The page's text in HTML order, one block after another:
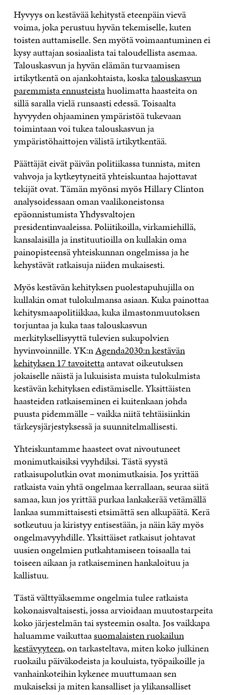
Hyvyys on kestävää kehitystä eteenpäin vievä
voima, joka perustuu hyvän tekemiselle, kuten
toisten auttamiselle. Sen myötä voimaantuminen ei
kysy auttajan sosiaalista tai taloudellista asemaa.
Talouskasvun ja hyvän elämän turvaamisen
irtikytkentä on ajankohtaista, koskatalouskasvun
paremmista ennusteistahuolimatta haasteita on
sillä saralla vielä runsaasti edessä. Toisaalta
hyvyyden ohjaaminen ympäristöä tukevaan
toimintaan voi tukea talouskasvun ja
ympäristöhaittojen välistä irtikytkentää.
Päättäjät eivät päivän politiikassa tunnista, miten
vahvoja ja kytkeytyneitä yhteiskuntaa hajottavat
tekijät ovat. Tämän myönsi myös Hillary Clinton
analysoidessaan oman vaalikoneistonsa
epäonnistumista Yhdysvaltojen
presidentinvaaleissa. Poliitikoilla, virkamiehillä,
kansalaisilla ja instituutioilla on kullakin oma
painopisteensä yhteiskunnan ongelmissa ja he
kehystävät ratkaisuja niiden mukaisesti.
Myös kestävän kehityksen puolestapuhujilla on
kullakin omat tulokulmansa asiaan. Kuka painottaa
kehitysmaapolitiikkaa, kuka ilmastonmuutoksen
torjuntaa ja kuka taas talouskasvun
merkityksellisyyttä tulevien sukupolvien
hyvinvoinnille. YK:nAgenda2030:n kestävän
kehityksen 17 tavoitettaantavat oikeutuksen
jokaiselle näistä ja lukuisista muista tulokulmista
kestävän kehityksen edistämiselle. Yksittäisten
haasteiden ratkaiseminen ei kuitenkaan johda
puusta pidemmälle – vaikka niitä tehtäisiinkin
tärkeysjärjestyksessä ja suunnitelmallisesti.
Yhteiskuntamme haasteet ovat nivoutuneet
monimutkaisiksi vyyhdiksi. Tästä syystä
ratkaisupolutkin ovat monimutkaisia. Jos yrittää
ratkaista vain yhtä ongelmaa kerrallaan, seuraa siitä
samaa, kun jos yrittää purkaa lankakerää vetämällä
lankaa summittaisesti etsimättä sen alkupäätä. Kerä
sotkeutuu ja kiristyy entisestään, ja näin käy myös
ongelmavyyhdille. Yksittäiset ratkaisut johtavat
uusien ongelmien putkahtamiseen toisaalla tai
toiseen aikaan ja ratkaiseminen hankaloituu ja
kallistuu.
Tästä välttyäksemme ongelmia tulee ratkaista
kokonaisvaltaisesti, jossa arvioidaan muutostarpeita
koko järjestelmän tai systeemin osalta. Jos vaikkapa
haluamme vaikuttaasuomalaisten ruokailun
kestävyyteen, on tarkasteltava, miten koko julkinen
ruokailu päiväkodeista ja kouluista, työpaikoille ja
vanhainkoteihin kykenee muuttumaan sen
mukaiseksi ja miten kansalliset ja ylikansalliset